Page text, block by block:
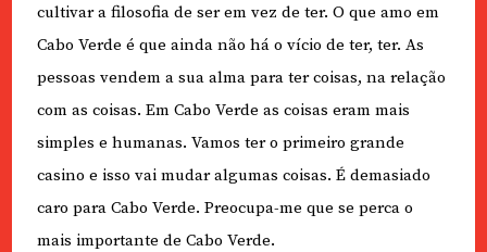
cultivar a filosofia de ser em vez de ter. O que amo em
Cabo Verde é que ainda não há o vício de ter, ter. As
pessoas vendem a sua alma para ter coisas, na relação
com as coisas. Em Cabo Verde as coisas eram mais
simples e humanas. Vamos ter o primeiro grande
casino e isso vai mudar algumas coisas. É demasiado
caro para Cabo Verde. Preocupa-me que se perca o
mais importante de Cabo Verde.